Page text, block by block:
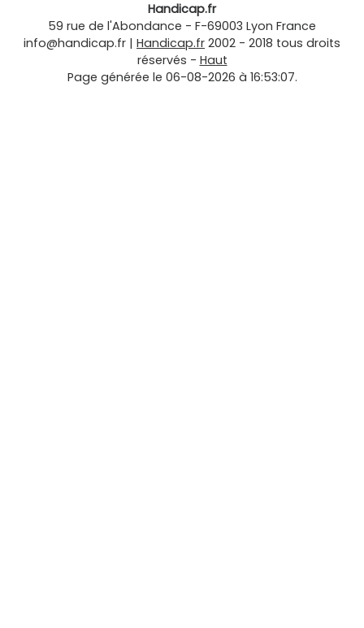
Handicap.fr
59 rue de l'Abondance - F-69003 Lyon France
info@handicap.fr | Handicap.fr 2002 - 2018 tous droits
réservés - Haut
Page générée le 06-08-2026 à 16:53:07.